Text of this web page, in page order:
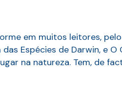
em muitos leitores,
Espécies de Darwin, e O
na natureza. Tem, de